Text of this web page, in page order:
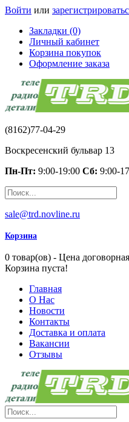
Войти или
Закладки (0)
Личный кабинет
Корзина покупок
Оформление заказа
(8162)77-04-29
Воскресенский бульвар 13
Пн-Пт: 9:00-19:00 Сб: 9:00-
sale@trd.novline.ru
Корзина
0 товар(ов) - Цена договорная
Корзина пуста!
Главная
О Нас
Новости
Контакты
Доставка и оплата
Вакансии
Отзывы